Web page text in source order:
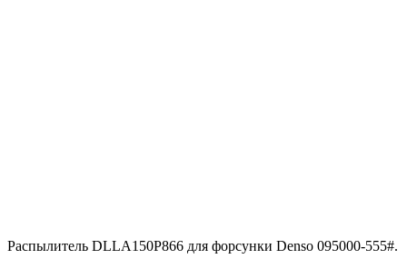
Распылитель DLLA150P866 для форсунки Denso 095000-555#.